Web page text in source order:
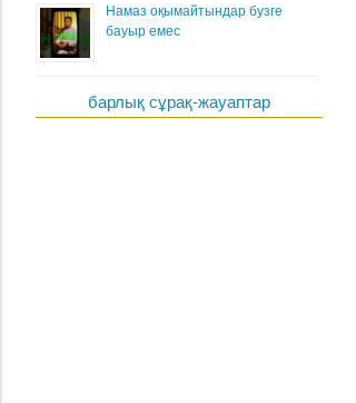
Намаз оқымайтындар бузге
бауыр емес
барлық сұрақ-жауаптар